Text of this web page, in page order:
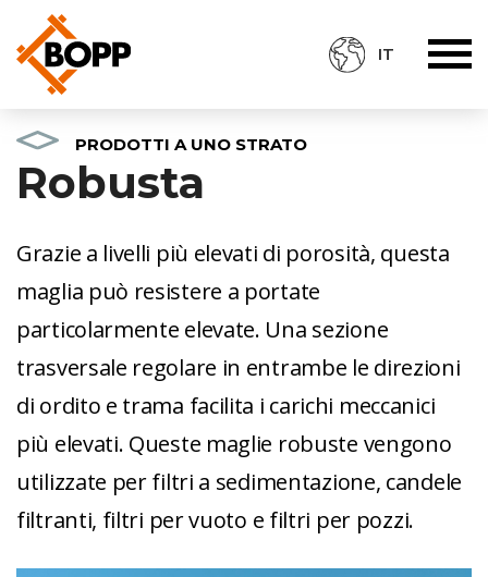
IT
PRODOTTI A UNO STRATO
Robusta
Grazie a livelli più elevati di porosità, questa
maglia può resistere a portate
particolarmente elevate. Una sezione
trasversale regolare in entrambe le direzioni
di ordito e trama facilita i carichi meccanici
più elevati. Queste maglie robuste vengono
utilizzate per filtri a sedimentazione, candele
filtranti, filtri per vuoto e filtri per pozzi.